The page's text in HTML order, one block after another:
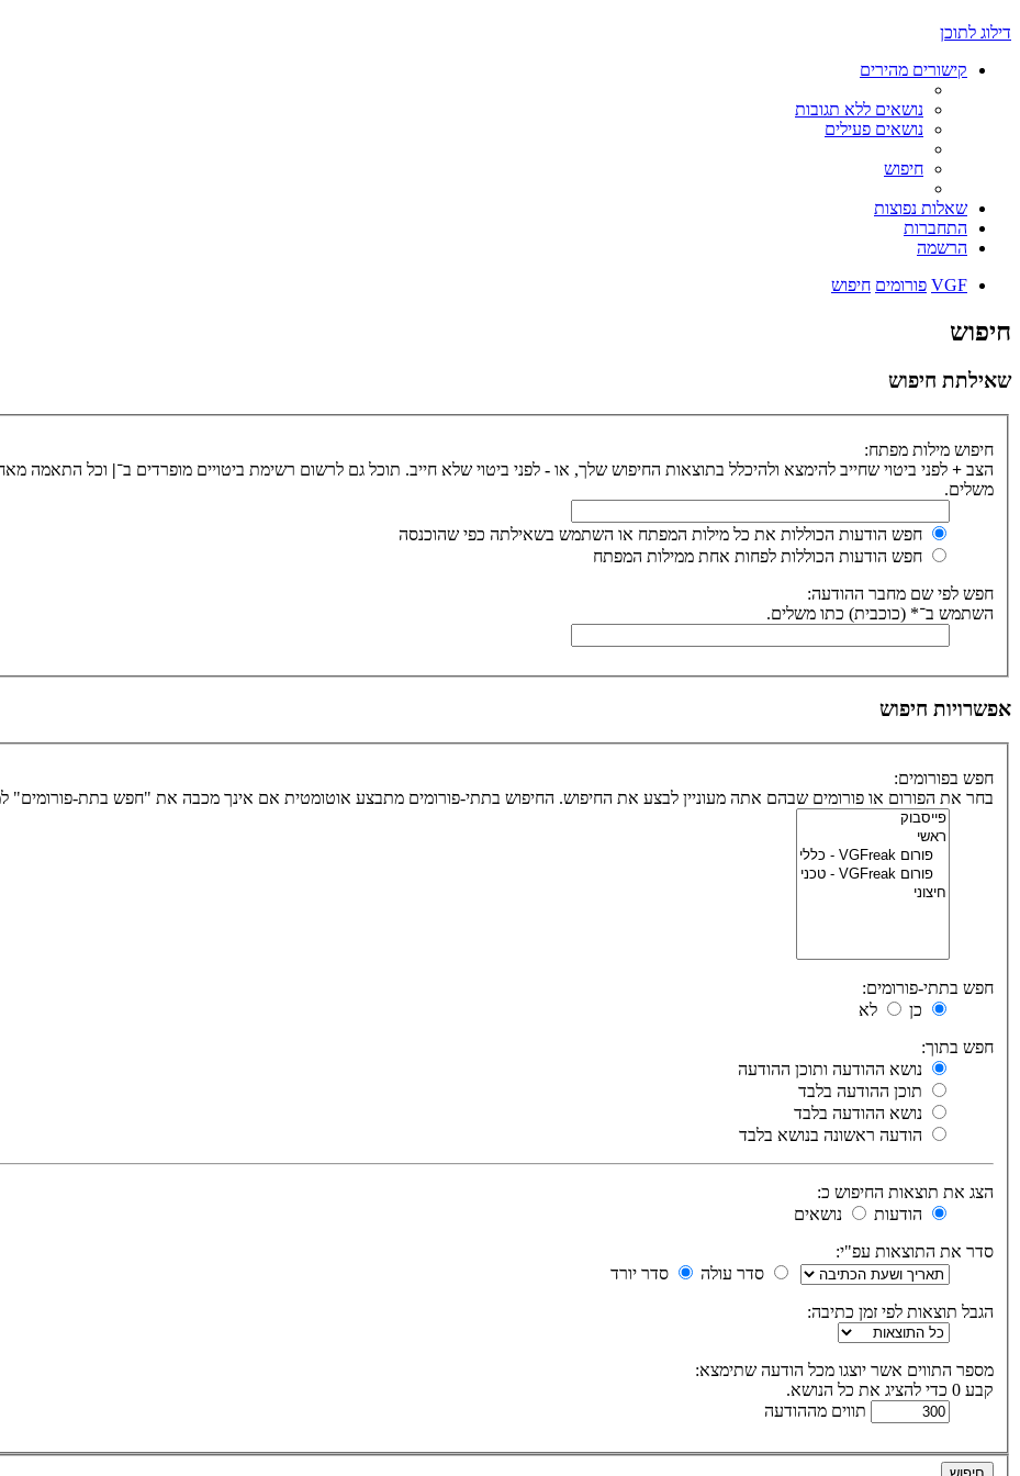
דילוג לתוכן
קישורים מהירים
נושאים ללא תגובות
נושאים פעילים
חיפוש
שאלות נפוצות
התחברות
הרשמה
VGF פורומים חיפוש
חיפוש
שאילתת חיפוש
חיפוש מילות מפתח:
הצב + לפני ביטוי שחייב להימצא ולהיכלל בתוצאות החיפוש שלך, או - לפני ביטוי שלא חייב. תוכל גם לרשום רשימת ביטויים מופרדים ב־| וכל התאמה
משלים.
חפש הודעות הכוללות את כל מילות המפתח או השתמש בשאילתה כפי שהוכנסה
חפש הודעות הכוללות לפחות אחת ממילות המפתח
חפש לפי שם מחבר ההודעה:
השתמש ב־* (כוכבית) כתו משלים.
אפשרויות חיפוש
חפש בפורומים:
בחר את הפורום או פורומים שבהם אתה מעוניין לבצע את החיפוש. החיפוש בתתי-פורומים מתבצע אוטומטית אם אינך מכבה את "חפש בתת-פורומים"
חפש בתתי-פורומים:
כן
לא
חפש בתוך:
נושא ההודעה ותוכן ההודעה
תוכן ההודעה בלבד
נושא ההודעה בלבד
הודעה ראשונה בנושא בלבד
הצג את תוצאות החיפוש כ:
הודעות
נושאים
סדר את התוצאות עפ"י:
סדר עולה
סדר יורד
הגבל תוצאות לפי זמן כתיבה:
מספר התווים אשר יוצגו מכל הודעה שתימצא:
קבע 0 כדי להציג את כל הנושא.
תווים מההודעה